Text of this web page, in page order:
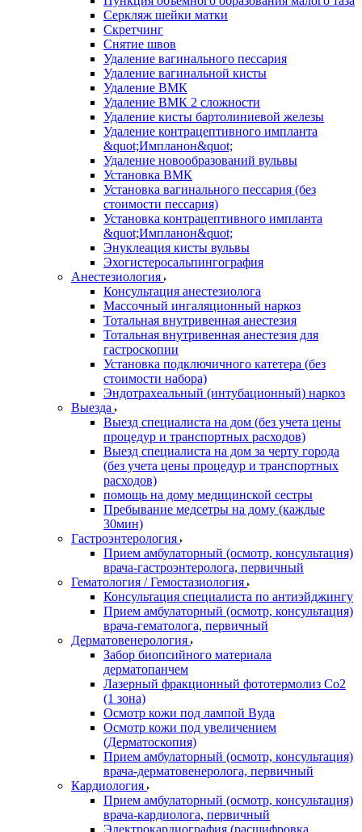
Серкляж шейки матки
Скретчинг
Снятие швов
Удаление вагинального пессария
Удаление вагинальной кисты
Удаление ВМК
Удаление ВМК 2 сложности
Удаление кисты бартолиниевой железы
Удаление контрацептивного импланта
&quot;Импланон&quot;
Удаление новообразований вульвы
Установка ВМК
Установка вагинального пессария (без
стоимости пессария)
Установка контрацептивного импланта
&quot;Импланон&quot;
Энуклеация кисты вульвы
Эхогистеросальпингография
Анестезиология
Консультация анестезиолога
Массочный ингаляционный наркоз
Тотальная внутривенная анестезия
Тотальная внутривенная анестезия для
гастроскопии
Установка подключичного катетера (без
стоимости набора)
Эндотрахеальный (интубационный) наркоз
Выезда
Выезд специалиста на дом (без учета цены
процедур и транспортных расходов)
Выезд специалиста на дом за черту города
(без учета цены процедур и транспортных
расходов)
помощь на дому медицинской сестры
Пребывание медсетры на дому (каждые
30мин)
Гастроэнтерология
Прием амбулаторный (осмотр, консультация)
врача-гастроэнтеролога, первичный
Гематология / Гемостазиология
Консультация специалиста по антиэйджингу
Прием амбулаторный (осмотр, консультация)
врача-гематолога, первичный
Дерматовенерология
Забор биопсийного материала
дерматопанчем
Лазерный фракционный фототермолиз Со2
(1 зона)
Осмотр кожи под лампой Вуда
Осмотр кожи под увеличением
(Дерматоскопия)
Прием амбулаторный (осмотр, консультация)
врача-дерматовенеролога, первичный
Кардиология
Прием амбулаторный (осмотр, консультация)
врача-кардиолога, первичный
Электрокардиография (расшифровка,